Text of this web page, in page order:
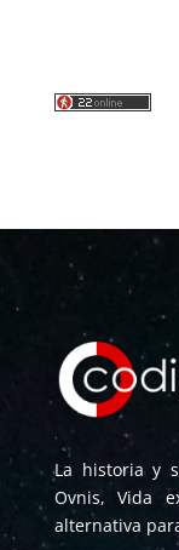
La historia y
Ovnis, Vida
alternativa